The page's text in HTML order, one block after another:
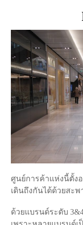
ศูนย์การค้าแห่งนี้ตั้งอ
เดินถึงกันได้ด้วยสะพ
ด้วยแบรนด์ระดับ